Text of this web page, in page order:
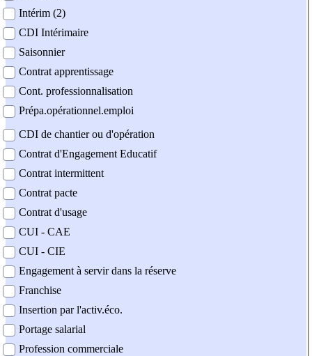
Intérim (2)
CDI Intérimaire
Saisonnier
Contrat apprentissage
Cont. professionnalisation
Prépa.opérationnel.emploi
CDI de chantier ou d'opération
Contrat d'Engagement Educatif
Contrat intermittent
Contrat pacte
Contrat d'usage
CUI - CAE
CUI - CIE
Engagement à servir dans la réserve
Franchise
Insertion par l'activ.éco.
Portage salarial
Profession commerciale